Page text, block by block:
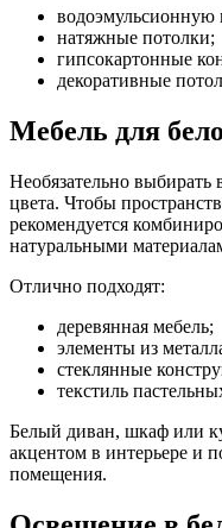
водоэмульсионную
натяжные потолки;
гипсокартонные
декоративные
Мебель для
Необязательно выбирать
цвета. Чтобы
рекомендуется
натуральными
Отлично подходят:
деревянная мебель;
элементы из
стеклянные
текстиль
Белый диван, шкаф или
акцентом в интерьере и
помещения.